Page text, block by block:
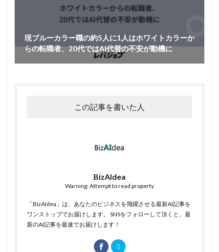
現ブルーカラー職の約5人に1人はホワイトカラーか
らの転職者、20代ではAI代替の不安が動機に
この記事を書いた人
BizAIdea
Warning: Attempt to read property
「BizAIdea」は、あなたのビジネスを飛躍させる最新AI記事を
ワンストップでお届けします。 SNSをフォローして頂くと、最
新のAI記事を最速でお届けします！